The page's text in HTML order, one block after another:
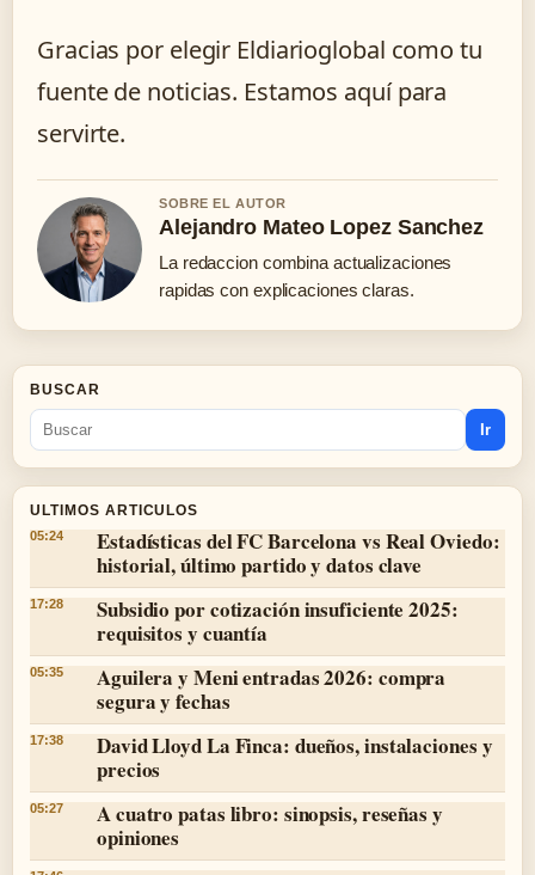
Gracias por elegir Eldiarioglobal como tu
fuente de noticias. Estamos aquí para
servirte.
SOBRE EL AUTOR
Alejandro Mateo Lopez Sanchez
La redaccion combina actualizaciones
rapidas con explicaciones claras.
BUSCAR
Ir
ULTIMOS ARTICULOS
05:24
Estadísticas del FC Barcelona vs Real Oviedo:
historial, último partido y datos clave
17:28
Subsidio por cotización insuficiente 2025:
requisitos y cuantía
05:35
Aguilera y Meni entradas 2026: compra
segura y fechas
17:38
David Lloyd La Finca: dueños, instalaciones y
precios
05:27
A cuatro patas libro: sinopsis, reseñas y
opiniones